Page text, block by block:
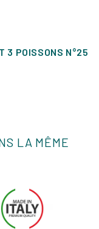
3 POISSONS N°25
LA MÊME